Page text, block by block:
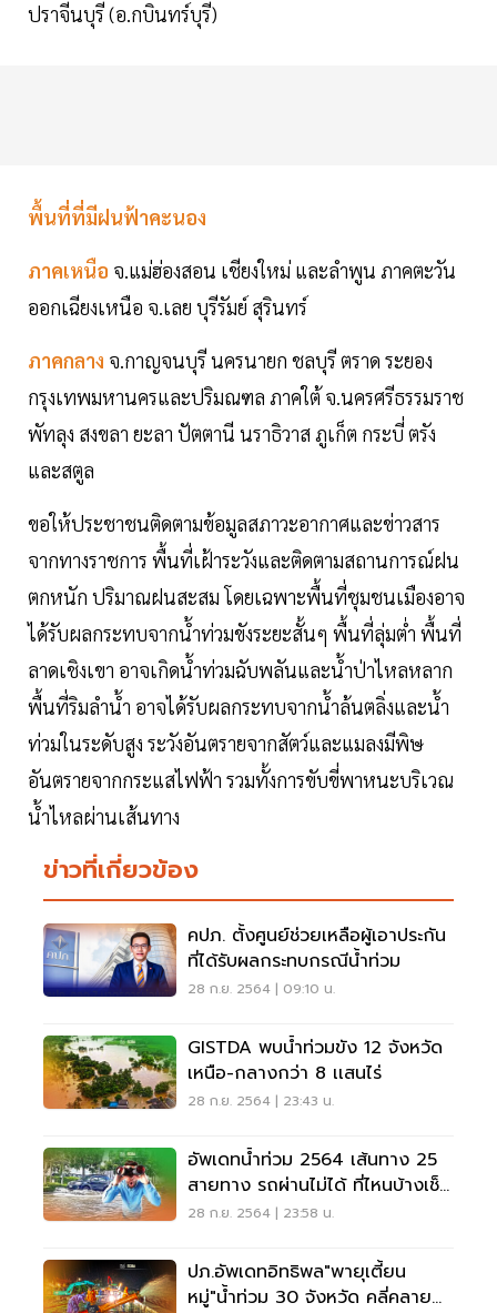
ปราจีนบุรี (อ.กบินทร์บุรี)
พื้นที่ที่มีฝนฟ้าคะนอง
ภาคเหนือ จ.แม่ฮ่องสอน เชียงใหม่ และลำพูน ภาคตะวัน
ออกเฉียงเหนือ จ.เลย บุรีรัมย์ สุรินทร์
ภาคกลาง จ.กาญจนบุรี นครนายก ชลบุรี ตราด ระยอง
กรุงเทพมหานครและปริมณฑล ภาคใต้ จ.นครศรีธรรมราช
พัทลุง สงขลา ยะลา ปัตตานี นราธิวาส ภูเก็ต กระบี่ ตรัง
และสตูล
ขอให้ประชาชนติดตามข้อมูลสภาวะอากาศและข่าวสาร
จากทางราชการ พื้นที่เฝ้าระวังและติดตามสถานการณ์ฝน
ตกหนัก ปริมาณฝนสะสม โดยเฉพาะพื้นที่ชุมชนเมืองอาจ
ได้รับผลกระทบจากน้ำท่วมขังระยะสั้นๆ พื้นที่ลุ่มต่ำ พื้นที่
ลาดเชิงเขา อาจเกิดน้ำท่วมฉับพลันและน้ำป่าไหลหลาก
พื้นที่ริมลำน้ำ อาจได้รับผลกระทบจากน้ำล้นตลิ่งและน้ำ
ท่วมในระดับสูง ระวังอันตรายจากสัตว์และแมลงมีพิษ
อันตรายจากกระแสไฟฟ้า รวมทั้งการขับขี่พาหนะบริเวณ
น้ำไหลผ่านเส้นทาง
ข่าวที่เกี่ยวข้อง
คปภ. ตั้งศูนย์ช่วยเหลือผู้เอาประกัน
ที่ได้รับผลกระทบกรณีน้ำท่วม
28 ก.ย. 2564 | 09:10 น.
GISTDA พบน้ำท่วมขัง 12 จังหวัด
เหนือ-กลางกว่า 8 เเสนไร่
28 ก.ย. 2564 | 23:43 น.
อัพเดทน้ำท่วม 2564 เส้นทาง 25
สายทาง รถผ่านไม่ได้ ที่ไหนบ้างเช็ค
เลย
28 ก.ย. 2564 | 23:58 น.
ปภ.อัพเดทอิทธิพล"พายุเตี้ยน
หมู่"น้ำท่วม 30 จังหวัด คลี่คลาย